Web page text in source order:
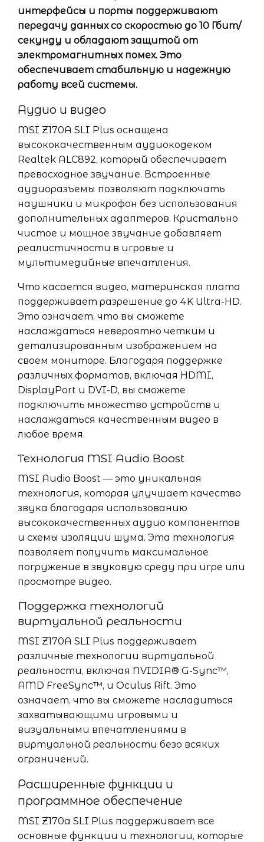
интерфейсы и порты поддерживают
передачу данных со скоростью до 10 Гбит/
секунду и обладают защитой от
электромагнитных помех. Это
обеспечивает стабильную и надежную
работу всей системы.
Аудио и видео
MSI Z170A SLI Plus оснащена
высококачественным аудиокодеком
Realtek ALC892, который обеспечивает
превосходное звучание. Встроенные
аудиоразъемы позволяют подключать
наушники и микрофон без использования
дополнительных адаптеров. Кристально
чистое и мощное звучание добавляет
реалистичности в игровые и
мультимедийные впечатления.
Что касается видео, материнская плата
поддерживает разрешение до 4K Ultra-HD.
Это означает, что вы сможете
наслаждаться невероятно четким и
детализированным изображением на
своем мониторе. Благодаря поддержке
различных форматов, включая HDMI,
DisplayPort и DVI-D, вы сможете
подключить множество устройств и
наслаждаться качественным видео в
любое время.
Технология MSI Audio Boost
MSI Audio Boost — это уникальная
технология, которая улучшает качество
звука благодаря использованию
высококачественных аудио компонентов
и схемы изоляции шума. Эта технология
позволяет получить максимальное
погружение в звуковую среду при игре или
просмотре видео.
Поддержка технологий
виртуальной реальности
MSI Z170A SLI Plus поддерживает
различные технологии виртуальной
реальности, включая NVIDIA® G-Sync™,
AMD FreeSync™, и Oculus Rift. Это
означает, что вы сможете насладиться
захватывающими игровыми и
визуальными впечатлениями в
виртуальной реальности безо всяких
ограничений.
Расширенные функции и
программное обеспечение
MSI Z170a SLI Plus поддерживает все
основные функции и технологии, которые